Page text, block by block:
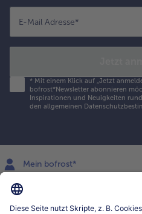
E-Mail Adresse*
* Mit einem Klick auf „Jetzt
bofrost*Newsletter abonnieren
Inspirationen und Neuigkeiten
den allgemeinen
Mein bofrost*
www.bofrost.lu